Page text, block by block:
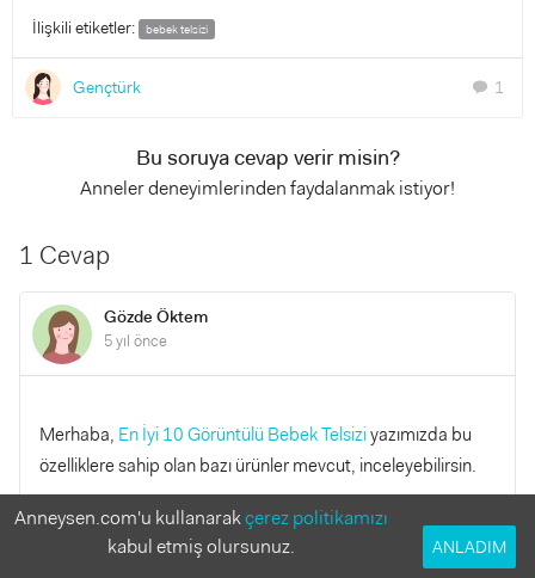
İlişkili etiketler: bebek telsizi
Gençtürk chat 1
Bu soruya cevap verir misin?
Anneler deneyimlerinden faydalanmak istiyor!
1 Cevap
Gözde Öktem
5 yıl önce
Merhaba, En İyi 10 Görüntülü Bebek Telsiziyazımızda bu
özelliklere sahip olan bazı ürünler mevcut, inceleyebilirsin.
YANITLA
Anneysen.com'u kullanarakçerez politikamızı
kabul etmiş olursunuz.
ANLADIM